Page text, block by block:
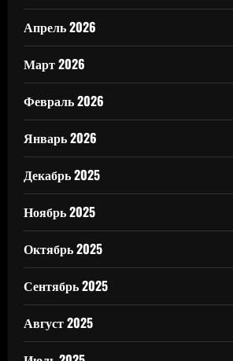
Апрель 2026
Март 2026
Февраль 2026
Январь 2026
Декабрь 2025
Ноябрь 2025
Октябрь 2025
Сентябрь 2025
Август 2025